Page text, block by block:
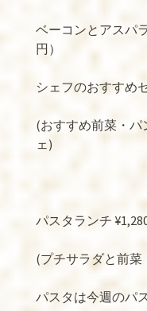
ベーコンとアスパ
円）
シェフのおすすめ
(おすすめ前菜・パ
ェ)
パスタランチ
(プチサラダと前菜
パスタは今週のパ